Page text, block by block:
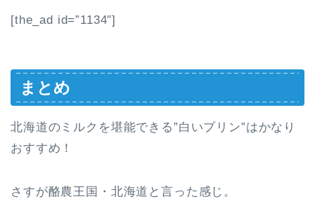
[the_ad id=”1134″]
まとめ
北海道のミルクを堪能できる”白いプリン”はかなり
おすすめ！
さすが酪農王国・北海道と言った感じ。